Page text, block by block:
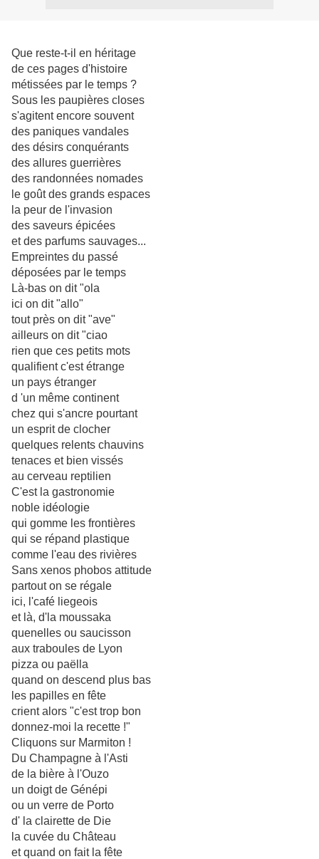
Que reste-t-il en héritage
de ces pages d'histoire
métissées par le temps ?
Sous les paupières closes
s'agitent encore souvent
des paniques vandales
des désirs conquérants
des allures guerrières
des randonnées nomades
le goût des grands espaces
la peur de l'invasion
des saveurs épicées
et des parfums sauvages...
Empreintes du passé
déposées par le temps
Là-bas on dit "ola
ici on dit "allo"
tout près on dit "ave"
ailleurs on dit "ciao
rien que ces petits mots
qualifient c'est étrange
un pays étranger
d 'un même continent
chez qui s'ancre pourtant
un esprit de clocher
quelques relents chauvins
tenaces et bien vissés
au cerveau reptilien
C'est la gastronomie
noble idéologie
qui gomme les frontières
qui se répand plastique
comme l'eau des rivières
Sans xenos phobos attitude
partout on se régale
ici, l'café liegeois
et là, d'la moussaka
quenelles ou saucisson
aux traboules de Lyon
pizza ou paëlla
quand on descend plus bas
les papilles en fête
crient alors "c'est trop bon
donnez-moi la recette !"
Cliquons sur Marmiton !
Du Champagne à l'Asti
de la bière à l'Ouzo
un doigt de Génépi
ou un verre de Porto
d' la clairette de Die
la cuvée du Château
et quand on fait la fête